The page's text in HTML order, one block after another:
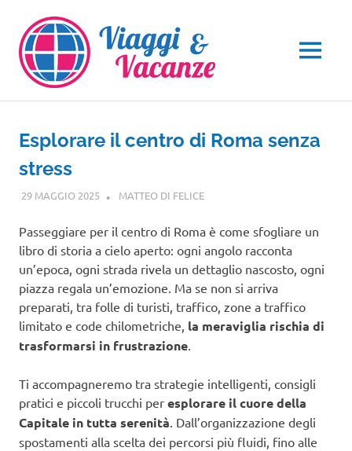
contenuto
MENU
Esplorare il centro di Roma senza
stress
29 MAGGIO 2025 MATTEO DI FELICELAZIO
Passeggiare per il centro di Roma è come sfogliare un
libro di storia a cielo aperto: ogni angolo racconta
un’epoca, ogni strada rivela un dettaglio nascosto, ogni
piazza regala un’emozione. Ma se non si arriva
preparati, tra folle di turisti, traffico, zone a traffico
limitato e code chilometriche, la meraviglia rischia di
trasformarsi in frustrazione.
Ti accompagneremo tra strategie intelligenti, consigli
pratici e piccoli trucchi per esplorare il cuore della
Capitale in tutta serenità. Dall’organizzazione degli
spostamenti alla scelta dei percorsi più fluidi, fino alle